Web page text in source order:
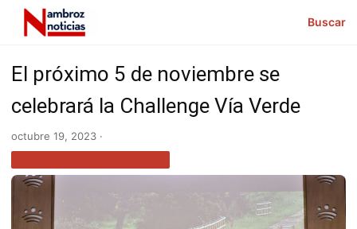
Buscar
El próximo 5 de noviembre se
celebrará la Challenge Vía Verde
octubre 19, 2023 ·